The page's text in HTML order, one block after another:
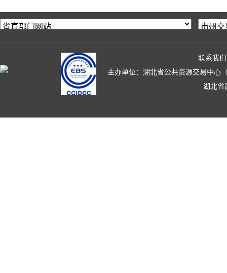
联系我们
主办单位：湖北省公共资源交易中心
湖北省